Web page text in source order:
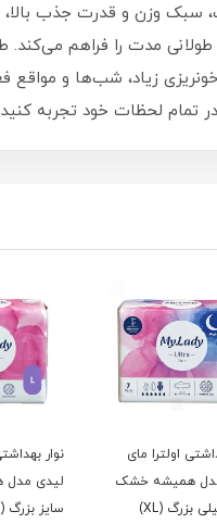
وزن و قدرت جذب بالا،
مدت را فراهم می‌کند.
زیاد، شب‌ها و مواقع
تمام لحظات خود تجربه
مای
خشک
سایز خیلی بزرگ (XL)
نوار بهداشتی
لیدی مدل